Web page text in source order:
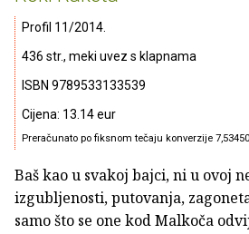
Profil 11/2014.
436 str., meki uvez s klapnama
ISBN 9789533133539
Cijena: 13.14 eur
Preračunato po fiksnom tečaju konverzije
Baš kao u svakoj bajci, ni u ovoj
izgubljenosti, putovanja,
samo što se one kod Malkoča